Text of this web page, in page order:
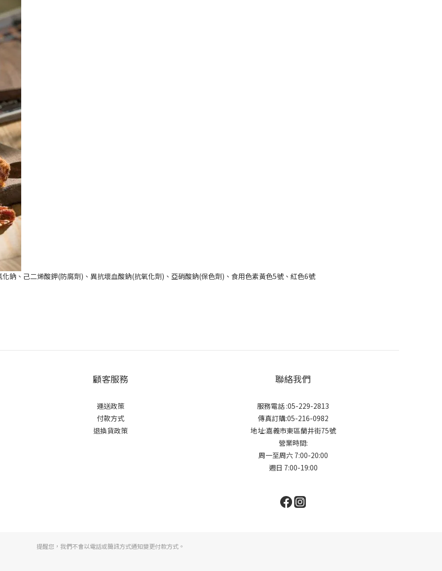
鈉、己二烯酸鉀(防腐劑)、異抗壞血酸鈉(抗氧化劑)、亞硝酸鈉(保色劑)、食用色素黃色5號、紅色6號
顧客服務
運送政策
付款方式
退換貨政策
聯絡我們
服務電話 :05-229-2813
傳真訂購:05-216-0982
地址:嘉義市東區蘭井街75號
營業時間:
周一至周六 7:00-20:00
週日 7:00-19:00
提醒您，我們不會以電話或簡訊方式通知變更付款方式。